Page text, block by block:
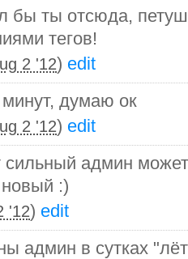
бы ты отсюда,
тегов!
2 '12) edit
думаю ок
2 '12) edit
сильный админ
:)
'12) edit
админ в сутках